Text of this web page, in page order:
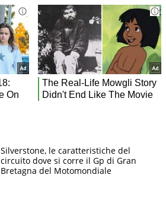
Silverstone, le caratteristiche del
circuito dove si corre il Gp di Gran
Bretagna del Motomondiale